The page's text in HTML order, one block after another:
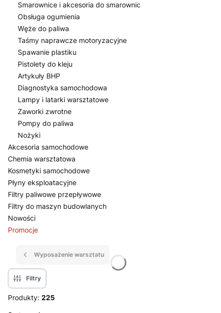
Smarownice i akcesoria do smarownic
Obsługa ogumienia
Węże do paliwa
Taśmy naprawcze motoryzacyjne
Spawanie plastiku
Pistolety do kleju
Artykuły BHP
Diagnostyka samochodowa
Lampy i latarki warsztatowe
Zaworki zwrotne
Pompy do paliwa
Nożyki
Akcesoria samochodowe
Chemia warsztatowa
Kosmetyki samochodowe
Płyny eksploatacyjne
Filtry paliwowe przepływowe
Filtry do maszyn budowlanych
Nowości
Promocje
Wyposażenie warsztatu
Filtry
Produkty: 225